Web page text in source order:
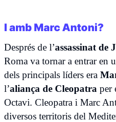
I amb Marc Antoni?
Després de l’assassinat de
Roma va tornar a entrar en
dels principals líders era
l’aliança de Cleopatra per
Octavi. Cleopatra i Marc
diversos territoris del